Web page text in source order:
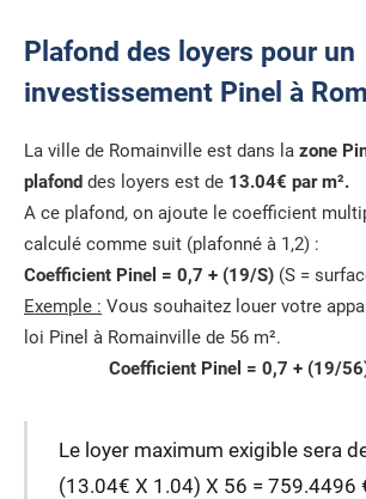
Plafond des loyers pour un
investissement Pinel à
La ville de Romainville est dans la zone
plafond des loyers est de 13.04€ par m².
A ce plafond, on ajoute le coefficient
calculé comme suit (plafonné à 1,2) :
Coefficient Pinel = 0,7 + (19/S) (S =
Exemple : Vous souhaitez louer votre
loi Pinel à Romainville de 56 m².
Coefficient Pinel = 0,7 + (19/
Le loyer maximum exigible sera
(13.04€ X 1.04) X 56 = 759.4496